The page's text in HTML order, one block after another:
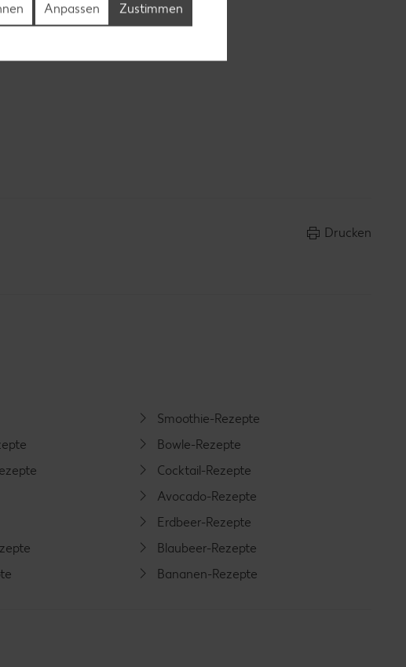
Drucken
Smoothie-Rezepte
Bowle-Rezepte
Cocktail-Rezepte
Avocado-Rezepte
Erdbeer-Rezepte
Blaubeer-Rezepte
Bananen-Rezepte
Zustimmen
Anpassen